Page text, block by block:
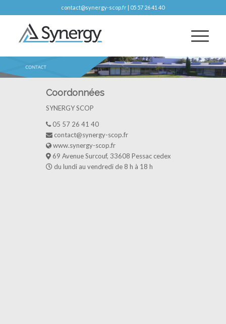
contact@synergy-scop.fr | 05 57 26 41 40
Coordonnées
SYNERGY SCOP
05 57 26 41 40
contact@synergy-scop.fr
www.synergy-scop.fr
69 Avenue Surcouf, 33608 Pessac cedex
du lundi au vendredi de 8 h à 18 h